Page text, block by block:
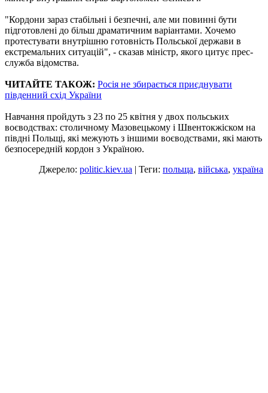
"Кордони зараз стабільні і безпечні, але ми повинні бути
підготовлені до більш драматичним варіантами. Хочемо
протестувати внутрішню готовність Польської держави в
екстремальних ситуацій", - сказав міністр, якого цитує прес-
служба відомства.
ЧИТАЙТЕ ТАКОЖ: Росія не збирається приєднувати
південний схід України
Навчання пройдуть з 23 по 25 квітня у двох польських
воєводствах: столичному Мазовецькому і Швентокжіском на
півдні Польщі, які межують з іншими воєводствами, які мають
безпосередній кордон з Україною.
Джерело: politic.kiev.ua | Теги: польща, війська, україна